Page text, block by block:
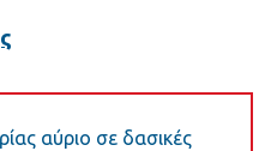
αύριο σε δασικές